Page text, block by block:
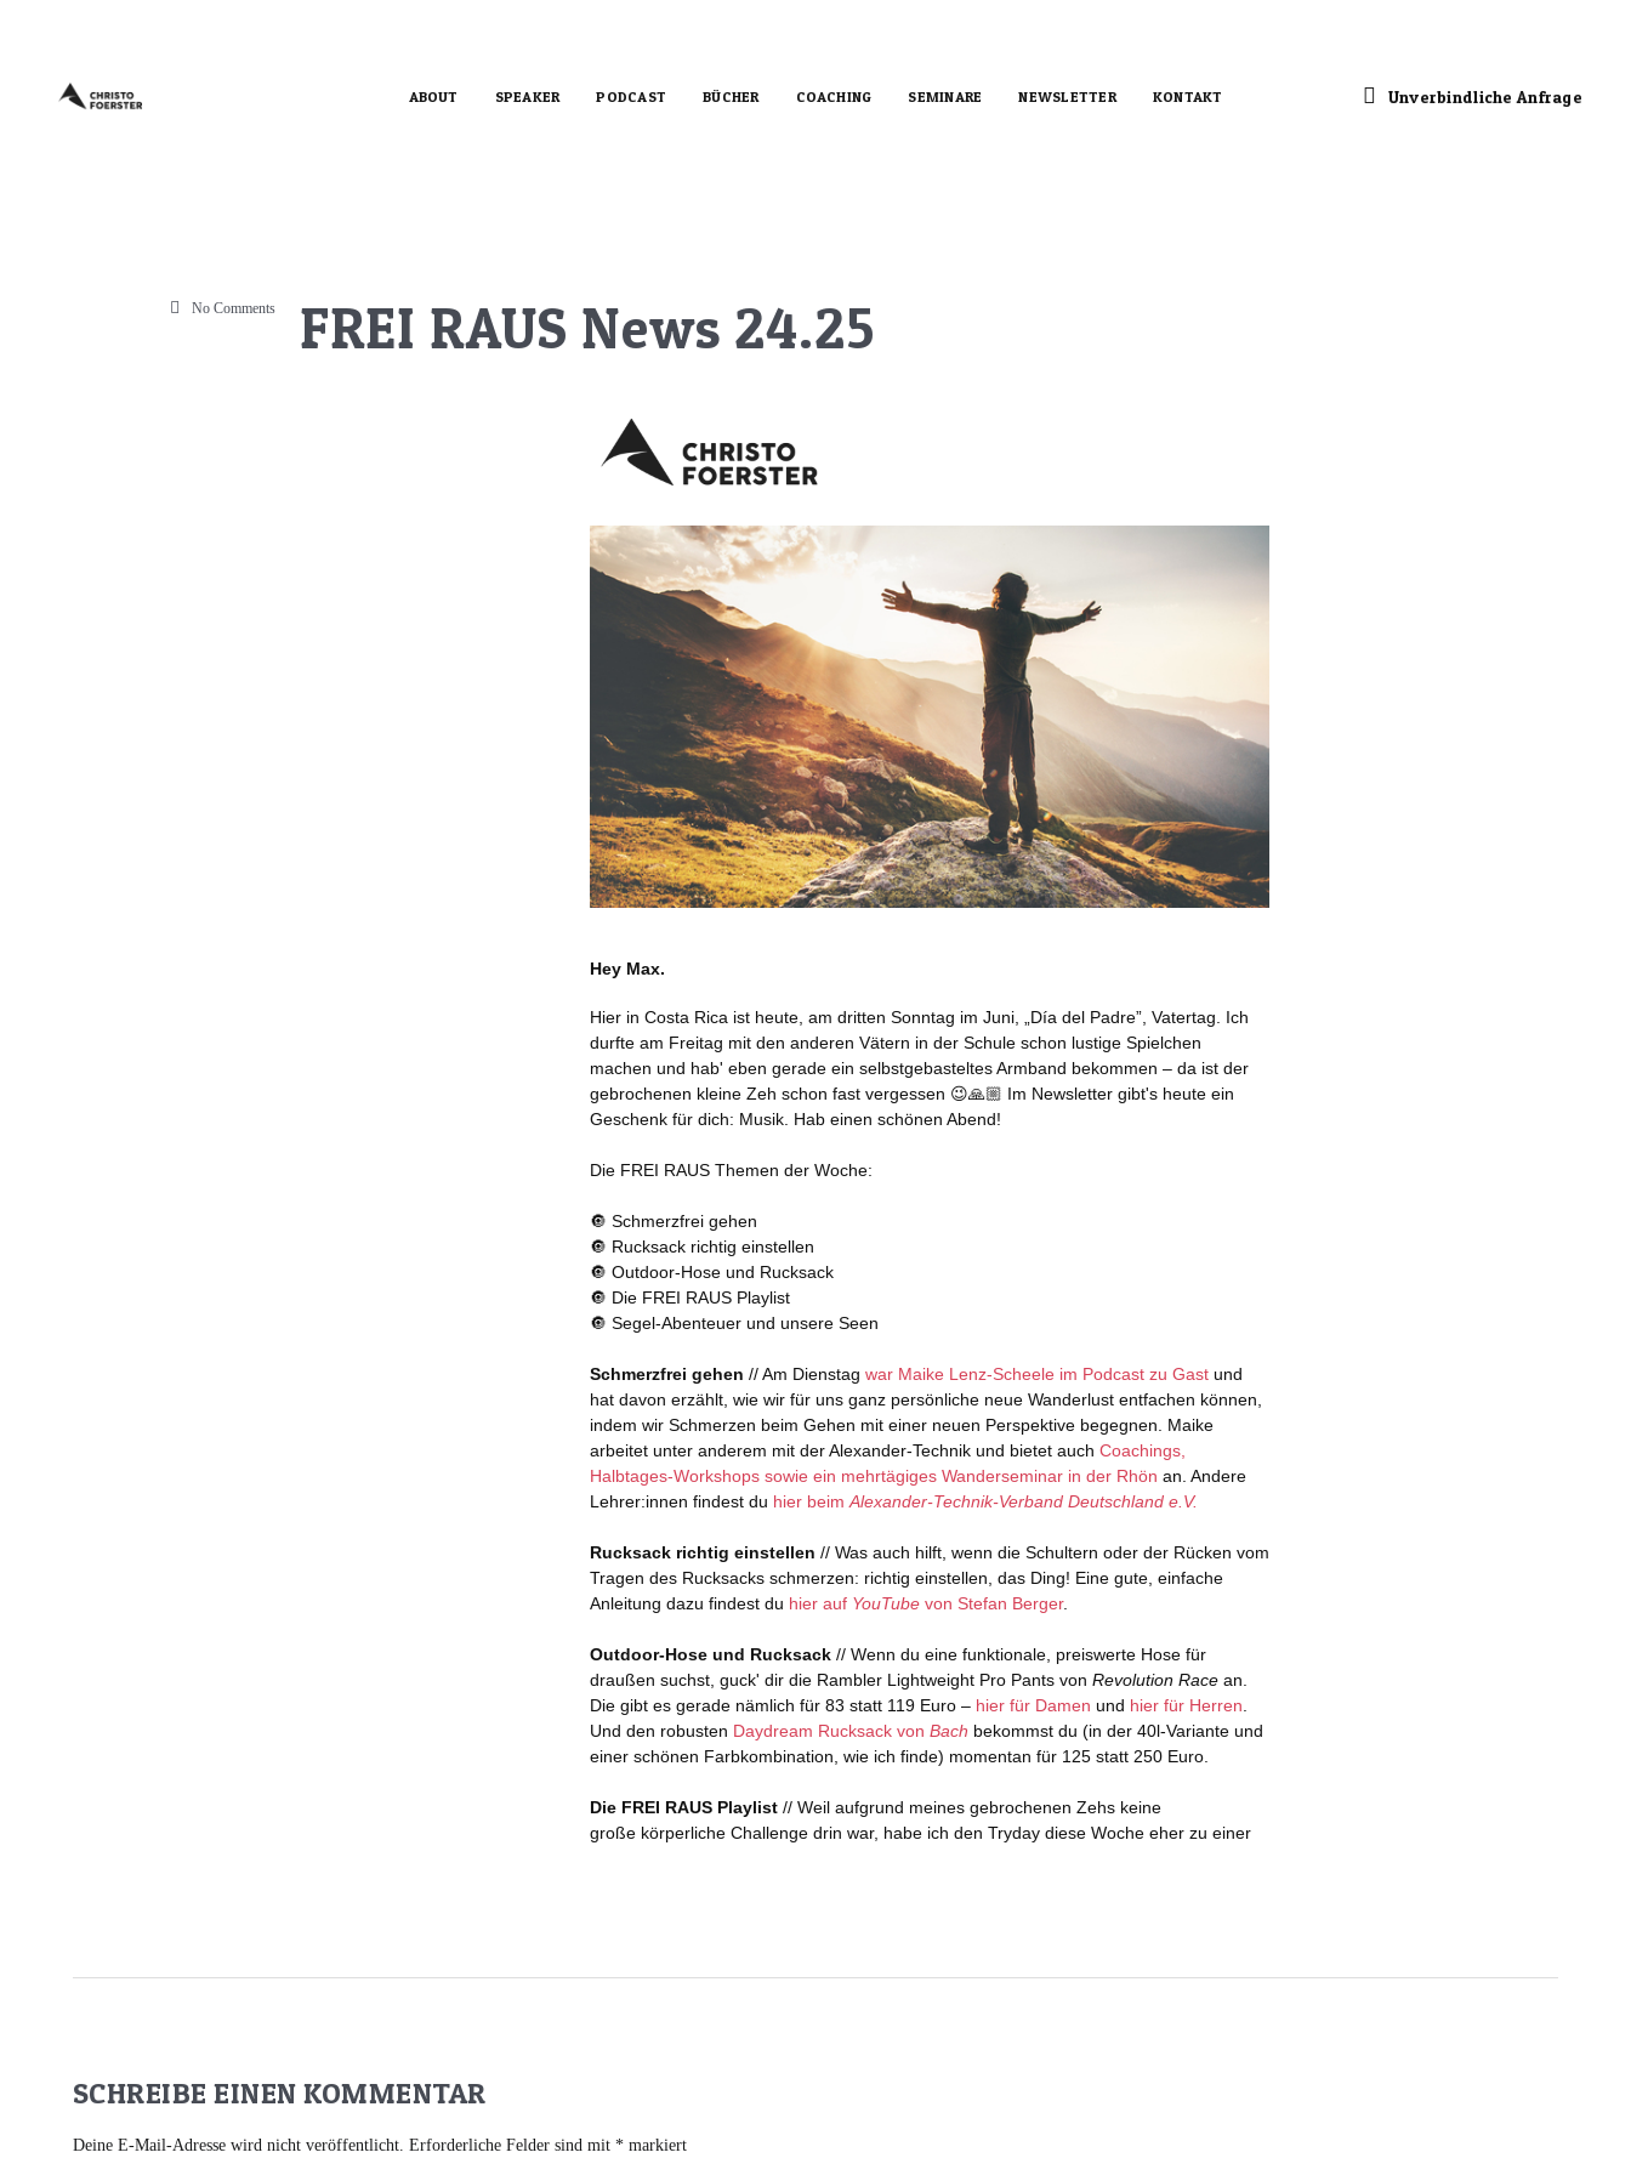
ABOUT SPEAKER PODCAST BÜCHER COACHING SEMINARE NEWSLETTER KONTAKT Unverbindliche Anfrage
No Comments FREI RAUS News 24.25
SCHREIBE EINEN KOMMENTAR
Deine E-Mail-Adresse wird nicht veröffentlicht. Erforderliche Felder sind mit * markiert